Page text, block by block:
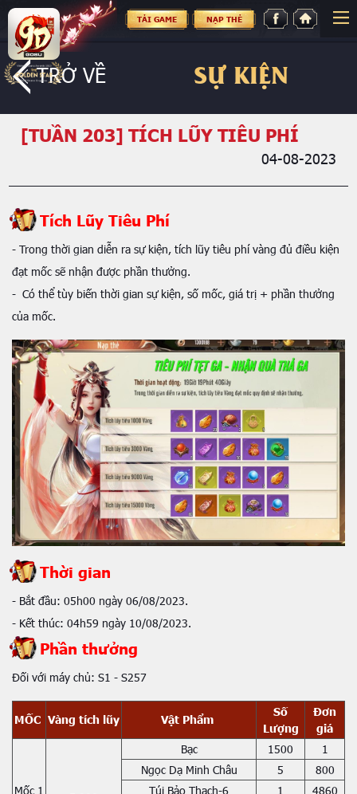
TẢI GAME NẠP THẺ
SỰ KIỆN
TRỞ VỀ
[TUẦN 203] TÍCH LŨY TIÊU PHÍ
04-08-2023
Tích Lũy Tiêu Phí
- Trong thời gian diễn ra sự kiện, tích lũy tiêu phí vàng đủ điều kiện
đạt mốc sẽ nhận được phần thưởng.
- Có thể tùy biến thời gian sự kiện, số mốc, giá trị + phần thưởng
của mốc.
Thời gian
- Bắt đầu: 05h00 ngày 06/08/2023.
- Kết thúc: 04h59 ngày 10/08/2023.
Phần thưởng
Đối với máy chủ: S1 - S257
MỐC Vàng tích lũy Vật Phẩm
Số
Lượng
Đơn
giá
Mốc 1
Bạc 1500
1
Ngọc Dạ Minh Châu
5
800
Túi Bảo Thạch-6
1
4860